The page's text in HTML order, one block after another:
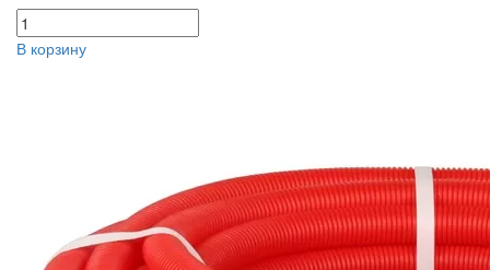
В корзину